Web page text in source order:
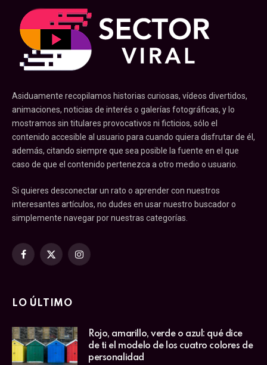
Asiduamente recopilamos historias curiosas, vídeos divertidos,
animaciones, noticias de interés o galerías fotográficas, y lo
mostramos sin titulares provocativos ni ficticios, sólo el
contenido accesible al usuario para cuando quiera disfrutar de él,
además, citando siempre que sea posible la fuente en el que
caso de que el contenido pertenezca a otro medio o usuario.
Si quieres desconectar un rato o aprender con nuestros
interesantes artículos, no dudes en usar nuestro buscador o
simplemente navegar por nuestras categorías.
Facebook
X
Instagram
LO ÚLTIMO
Rojo, amarillo, verde o azul: qué dice
de ti el modelo de los cuatro colores de
personalidad